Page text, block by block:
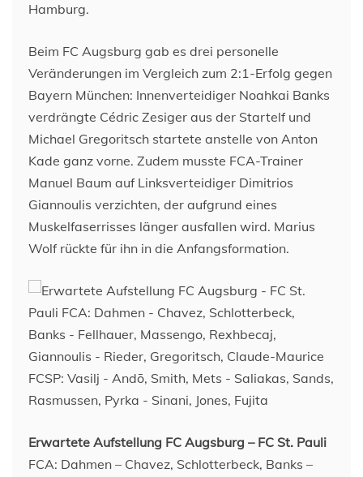
Hamburg.
Beim FC Augsburg gab es drei personelle
Veränderungen im Vergleich zum 2:1-Erfolg gegen
Bayern München: Innenverteidiger Noahkai Banks
verdrängte Cédric Zesiger aus der Startelf und
Michael Gregoritsch startete anstelle von Anton
Kade ganz vorne. Zudem musste FCA-Trainer
Manuel Baum auf Linksverteidiger Dimitrios
Giannoulis verzichten, der aufgrund eines
Muskelfaserrisses länger ausfallen wird. Marius
Wolf rückte für ihn in die Anfangsformation.
Erwartete Aufstellung FC Augsburg – FC St. Pauli
FCA: Dahmen – Chavez, Schlotterbeck, Banks –